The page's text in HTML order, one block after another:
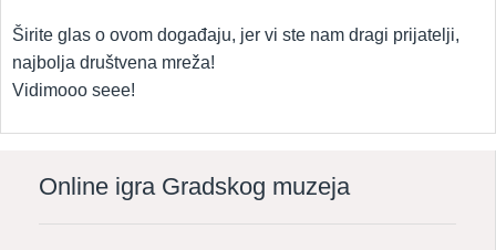
Širite glas o ovom događaju, jer vi ste nam dragi prijatelji,
najbolja društvena mreža!
Vidimooo seee!
Online igra Gradskog muzeja